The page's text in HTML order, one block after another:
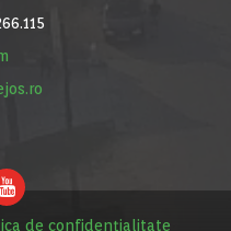
de confidențialitate